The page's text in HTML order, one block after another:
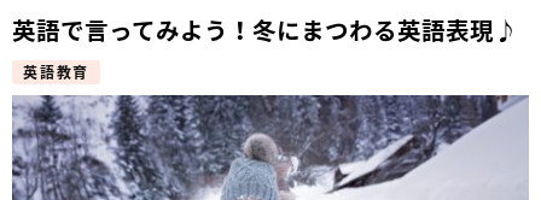
英語で言ってみよう！冬にまつわる英語表現♪
英語教育